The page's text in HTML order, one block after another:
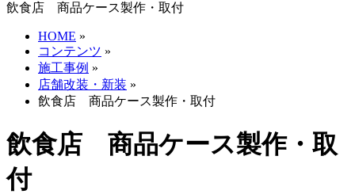
飲食店 商品ケース製作・取付
HOME »
コンテンツ »
施工事例 »
店舗改装・新装 »
飲食店 商品ケース製作・取付
飲食店 商品ケース製作・取
付